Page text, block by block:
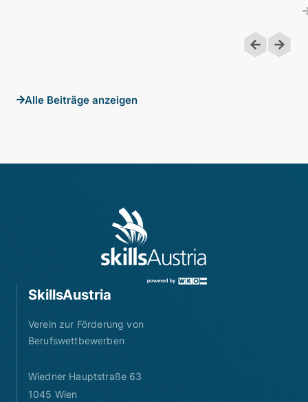
Alle Beiträge anzeigen
SkillsAustria
Verein zur Förderung von
Berufswettbewerben
Wiedner Hauptstraße 63
1045 Wien